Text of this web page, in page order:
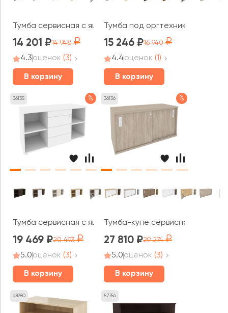
Тумба сервисная с ящиками 1100x460x576 Оникс
14 201 14 948
4.3оценок (3)
В корзину
Тумба под оргтехнику
15 246 16 940
4.4оценок (1)
В корзину
36135 %
Тумба сервисная с ящиками TIP-ON 1100x460x598
19 469 20 493
5.0оценок (3)
В корзину
36136 %
Тумба-купе сервисная
27 810 29 274
5.0оценок (3)
В корзину
65980 57756